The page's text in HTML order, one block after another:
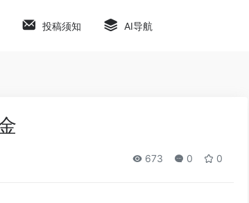
投稿须知 AI导航
673 0 0